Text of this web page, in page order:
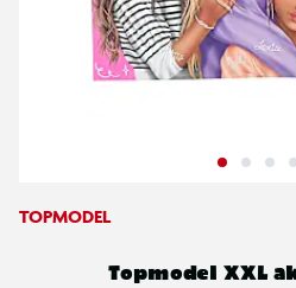
TOPMODEL
Topmodel XXL